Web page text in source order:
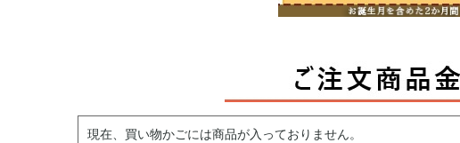
現在、買い物かごには商品が入っておりません。